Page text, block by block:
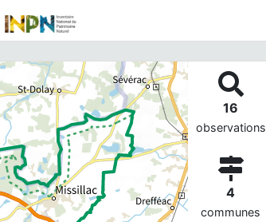
16
observations
4
communes